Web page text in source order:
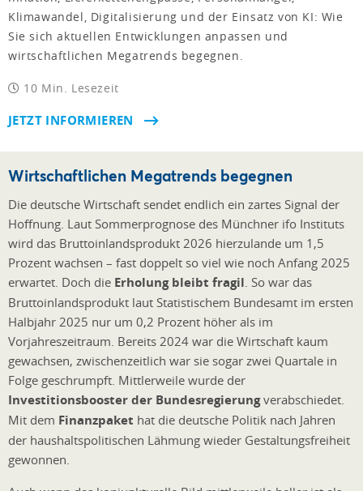
Klimawandel, Digitalisierung und der Einsatz von KI: Wie
Sie sich aktuellen Entwicklungen anpassen und
wirtschaftlichen Megatrends begegnen.
10 Min. Lesezeit
JETZT INFORMIEREN
Wirtschaftlichen Megatrends begegnen
Die deutsche Wirtschaft sendet endlich ein zartes Signal der
Hoffnung. Laut Sommerprognose des Münchner ifo Instituts
wird das Bruttoinlandsprodukt 2026 hierzulande um 1,5
Prozent wachsen – fast doppelt so viel wie noch Anfang 2025
erwartet. Doch die Erholung bleibt fragil . So war das
Bruttoinlandsprodukt laut Statistischem Bundesamt im ersten
Halbjahr 2025 nur um 0,2 Prozent höher als im
Vorjahreszeitraum. Bereits 2024 war die Wirtschaft kaum
gewachsen, zwischenzeitlich war sie sogar zwei Quartale in
Folge geschrumpft. Mittlerweile wurde der
Investitionsbooster der Bundesregierungverabschiedet.
Mit dem Finanzpaket hat die deutsche Politik nach Jahren
der haushaltspolitischen Lähmung wieder Gestaltungsfreiheit
gewonnen.